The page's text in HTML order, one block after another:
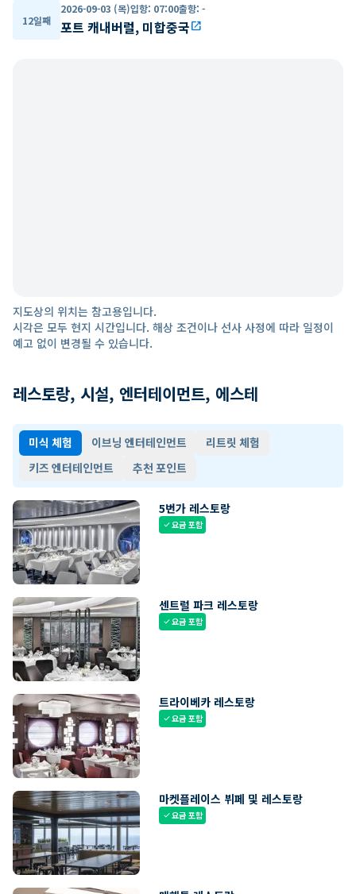
12일째
2026-09-03 (목)입항: 07:00출항: -
포트 캐내버럴, 미합중국open_in_new
지도상의 위치는 참고용입니다.
시각은 모두 현지 시간입니다. 해상 조건이나 선사 사정에 따라 일정이
예고 없이 변경될 수 있습니다.
레스토랑, 시설, 엔터테이먼트, 에스테
미식 체험 이브닝 엔터테인먼트
리트릿 체험
키즈 엔터테인먼트
추천 포인트
5번가 레스토랑
check요금 포함
센트럴 파크 레스토랑
check요금 포함
트라이베카 레스토랑
check요금 포함
마켓플레이스 뷔페 및 레스토랑
check요금 포함